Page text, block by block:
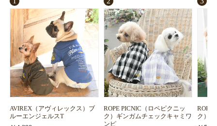
AVIREX（アヴィレックス）ブ
ルーエンジェルスT
ROPE PICNIC（ロペピクニッ
ク）ギンガムチェックキャミワ
ンピ
ROPE
ク）